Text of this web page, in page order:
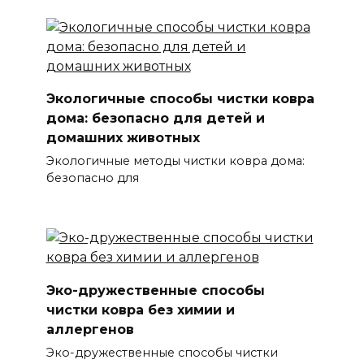
Экологичные способы чистки ковра
дома: безопасно для детей и
домашних животных
Экологичные методы чистки ковра дома:
безопасно для
Эко-дружественные способы
чистки ковра без химии и
аллергенов
Эко-дружественные способы чистки